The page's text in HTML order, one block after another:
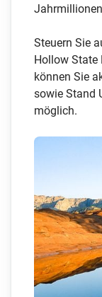
Steuern Sie
Hollow State
können Sie
sowie Stand
möglich.